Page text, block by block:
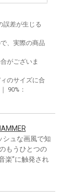
誤差が生じる
、実際の商品
がございま
のサイズに合
90%：
シュな画風で知
もうひとつの
楽”に触発され